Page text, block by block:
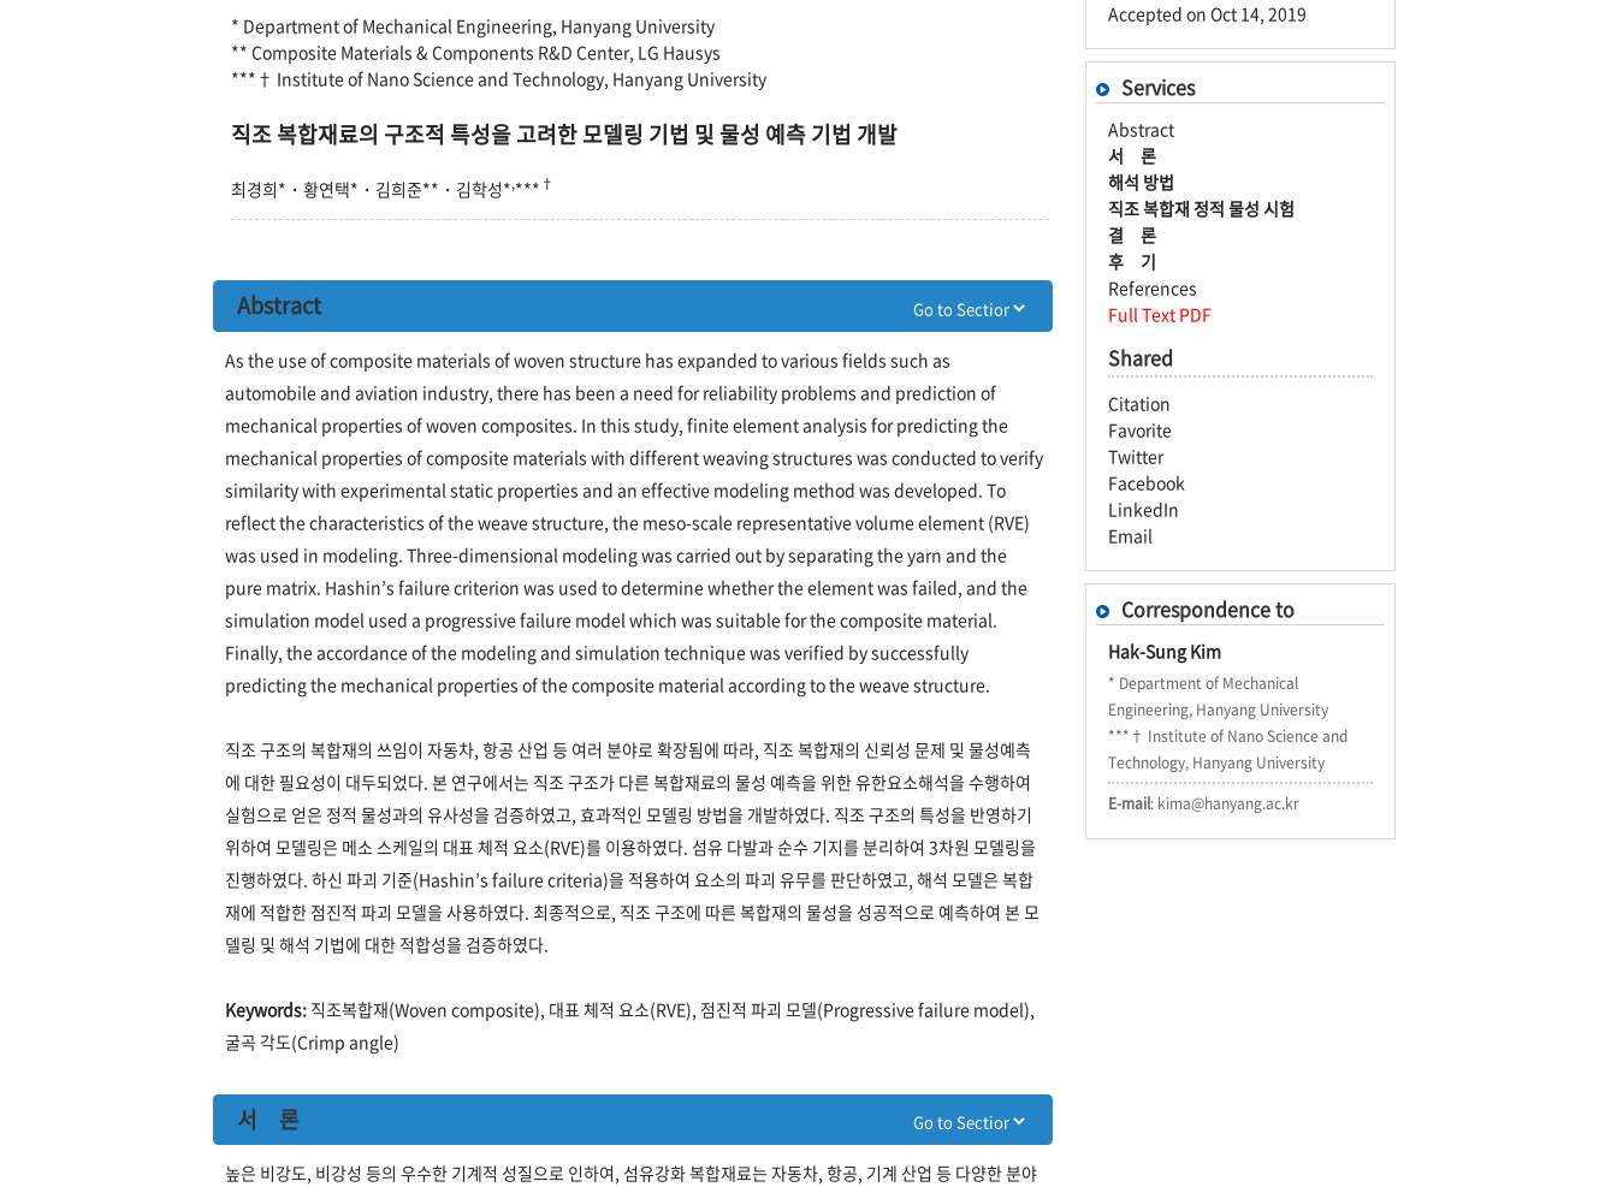
* Department of Mechanical Engineering, Hanyang University
** Composite Materials & Components R&D Center, LG Hausys
***† Institute of Nano Science and Technology, Hanyang University
직조 복합재료의 구조적 특성을 고려한 모델링 기법 및 물성 예측 기법 개발
최경희* · 황연택* · 김희준** · 김학성*,*** †
Abstract
As the use of composite materials of woven structure has expanded to various fields such as
automobile and aviation industry, there has been a need for reliability problems and prediction of
mechanical properties of woven composites. In this study, finite element analysis for predicting the
mechanical properties of composite materials with different weaving structures was conducted to verify
similarity with experimental static properties and an effective modeling method was developed. To
reflect the characteristics of the weave structure, the meso-scale representative volume element (RVE)
was used in modeling. Three-dimensional modeling was carried out by separating the yarn and the
pure matrix. Hashin’s failure criterion was used to determine whether the element was failed, and the
simulation model used a progressive failure model which was suitable for the composite material.
Finally, the accordance of the modeling and simulation technique was verified by successfully
predicting the mechanical properties of the composite material according to the weave structure.
직조 구조의 복합재의 쓰임이 자동차, 항공 산업 등 여러 분야로 확장됨에 따라, 직조 복합재의 신뢰성 문제 및 물성예측
에 대한 필요성이 대두되었다. 본 연구에서는 직조 구조가 다른 복합재료의 물성 예측을 위한 유한요소해석을 수행하여
실험으로 얻은 정적 물성과의 유사성을 검증하였고, 효과적인 모델링 방법을 개발하였다. 직조 구조의 특성을 반영하기
위하여 모델링은 메소 스케일의 대표 체적 요소(RVE)를 이용하였다. 섬유 다발과 순수 기지를 분리하여 3차원 모델링을
진행하였다. 하신 파괴 기준(Hashin’s failure criteria)을 적용하여 요소의 파괴 유무를 판단하였고, 해석 모델은 복합
재에 적합한 점진적 파괴 모델을 사용하였다. 최종적으로, 직조 구조에 따른 복합재의 물성을 성공적으로 예측하여 본 모
델링 및 해석 기법에 대한 적합성을 검증하였다.
Keywords: 직조복합재(Woven composite), 대표 체적 요소(RVE), 점진적 파괴 모델(Progressive failure model),
굴곡 각도(Crimp angle)
서 론
높은 비강도, 비강성 등의 우수한 기계적 성질으로 인하여, 섬유강화 복합재료는 자동차, 항공, 기계 산업 등 다양한 분야
Accepted on Oct 14, 2019
Services
Abstract
서 론
해석 방법
직조 복합재 정적 물성 시험
결 론
후 기
References
Full Text PDF
Shared
Citation
Favorite
Twitter
Facebook
LinkedIn
Email
Correspondence to
Hak-Sung Kim
* Department of Mechanical
Engineering, Hanyang University
***† Institute of Nano Science and
Technology, Hanyang University
E-mail: kima@hanyang.ac.kr